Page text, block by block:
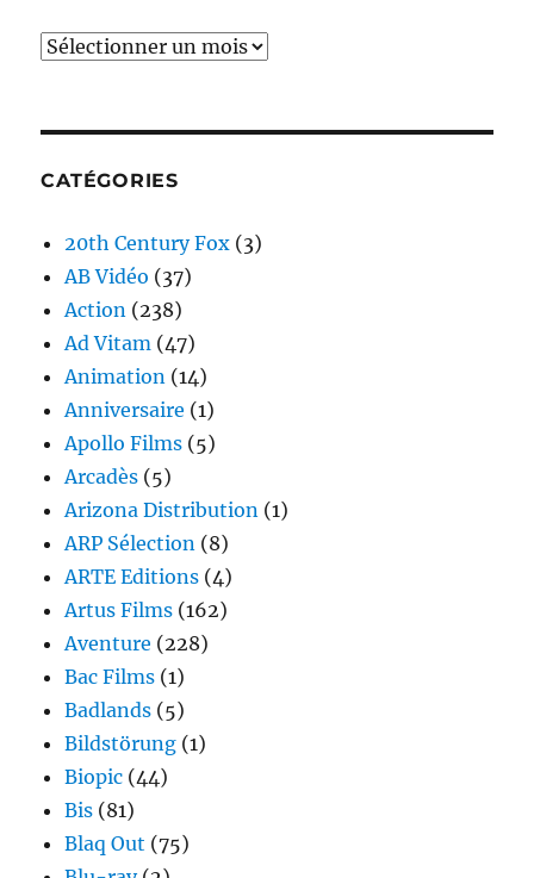
Archives
CATÉGORIES
20th Century Fox (3)
AB Vidéo (37)
Action (238)
Ad Vitam (47)
Animation (14)
Anniversaire (1)
Apollo Films (5)
Arcadès (5)
Arizona Distribution (1)
ARP Sélection (8)
ARTE Editions (4)
Artus Films (162)
Aventure (228)
Bac Films (1)
Badlands (5)
Bildstörung (1)
Biopic (44)
Bis (81)
Blaq Out (75)